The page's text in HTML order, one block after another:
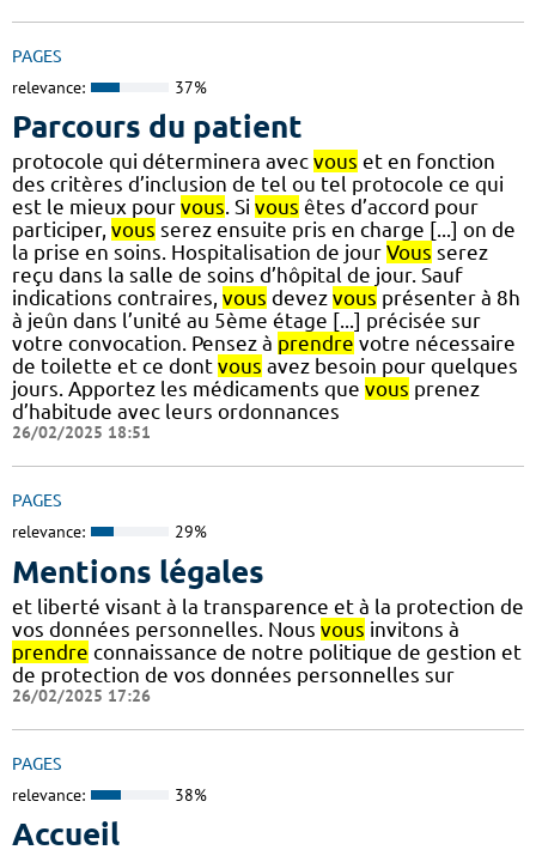
PAGES
relevance: 37%
Parcours du patient
protocole qui déterminera avec vous et en fonction
des critères d’inclusion de tel ou tel protocole ce qui
est le mieux pour vous. Si vous êtes d’accord pour
participer, vous serez ensuite pris en charge [...] on de
la prise en soins. Hospitalisation de jour Vous serez
reçu dans la salle de soins d’hôpital de jour. Sauf
indications contraires, vous devez vous présenter à 8h
à jeûn dans l’unité au 5ème étage [...] précisée sur
votre convocation. Pensez à prendre votre nécessaire
de toilette et ce dont vous avez besoin pour quelques
jours. Apportez les médicaments que vous prenez
d’habitude avec leurs ordonnances
26/02/2025 18:51
PAGES
relevance: 29%
Mentions légales
et liberté visant à la transparence et à la protection de
vos données personnelles. Nous vous invitons à
prendre connaissance de notre politique de gestion et
de protection de vos données personnelles sur
26/02/2025 17:26
PAGES
relevance: 38%
Accueil